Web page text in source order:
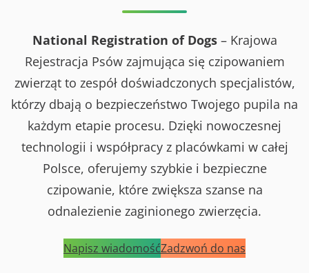
National Registration of Dogs– Krajowa
Rejestracja Psów zajmująca się czipowaniem
zwierząt to zespół doświadczonych specjalistów,
którzy dbają o bezpieczeństwo Twojego pupila na
każdym etapie procesu. Dzięki nowoczesnej
technologii i współpracy z placówkami w całej
Polsce, oferujemy szybkie i bezpieczne
czipowanie, które zwiększa szanse na
odnalezienie zaginionego zwierzęcia.
Napisz wiadomośćZadzwoń do nas